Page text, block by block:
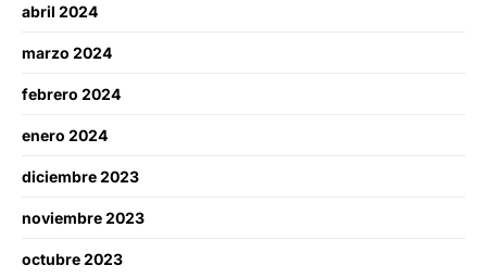
abril 2024
marzo 2024
febrero 2024
enero 2024
diciembre 2023
noviembre 2023
octubre 2023